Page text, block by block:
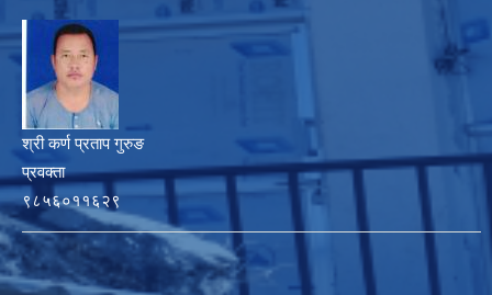
श्री कर्ण प्रताप गुरुङ
प्रवक्ता
९८५६०११६२९